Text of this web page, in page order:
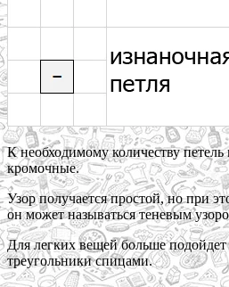
К необходимому количеству петель
кромочные.
Узор получается простой, но при
он может называться теневым
Для легких вещей больше
треугольники спицами.